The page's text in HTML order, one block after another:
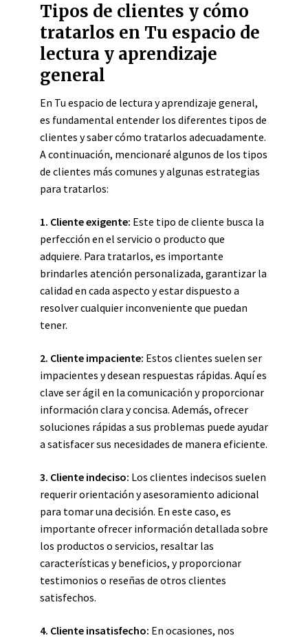
Tipos de clientes y cómo
tratarlos en Tu espacio de
lectura y aprendizaje
general
En Tu espacio de lectura y aprendizaje general,
es fundamental entender los diferentes tipos de
clientes y saber cómo tratarlos adecuadamente.
A continuación, mencionaré algunos de los tipos
de clientes más comunes y algunas estrategias
para tratarlos:
1. Cliente exigente: Este tipo de cliente busca la
perfección en el servicio o producto que
adquiere. Para tratarlos, es importante
brindarles atención personalizada, garantizar la
calidad en cada aspecto y estar dispuesto a
resolver cualquier inconveniente que puedan
tener.
2. Cliente impaciente: Estos clientes suelen ser
impacientes y desean respuestas rápidas. Aquí es
clave ser ágil en la comunicación y proporcionar
información clara y concisa. Además, ofrecer
soluciones rápidas a sus problemas puede ayudar
a satisfacer sus necesidades de manera eficiente.
3. Cliente indeciso: Los clientes indecisos suelen
requerir orientación y asesoramiento adicional
para tomar una decisión. En este caso, es
importante ofrecer información detallada sobre
los productos o servicios, resaltar las
características y beneficios, y proporcionar
testimonios o reseñas de otros clientes
satisfechos.
4. Cliente insatisfecho: En ocasiones, nos